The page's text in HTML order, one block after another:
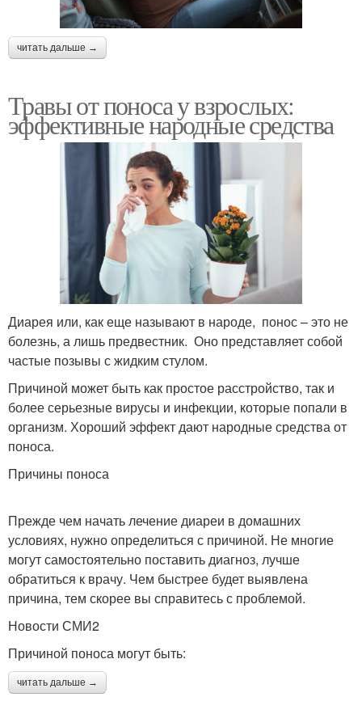
читать дальше →
Травы от поноса у взрослых:
эффективные народные средства
Диарея или, как еще называют в народе, понос – это не
болезнь, а лишь предвестник. Оно представляет собой
частые позывы с жидким стулом.
Причиной может быть как простое расстройство, так и
более серьезные вирусы и инфекции, которые попали в
организм. Хороший эффект дают народные средства от
поноса.
Причины поноса
Прежде чем начать лечение диареи в домашних
условиях, нужно определиться с причиной. Не многие
могут самостоятельно поставить диагноз, лучше
обратиться к врачу. Чем быстрее будет выявлена
причина, тем скорее вы справитесь с проблемой.
Новости СМИ2
Причиной поноса могут быть:
читать дальше →